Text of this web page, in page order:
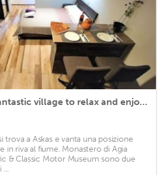
Perneia room 3,A fantastic village to relax and enjoy the nature !
a Askas e vanta una posizione
in riva al fiume. Monastero di Agia
& Classic Motor Museum sono due
...